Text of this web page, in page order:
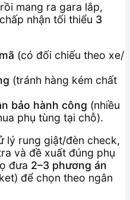
mang ra gara lắp,
nhận tối thiểu 3
(có đối chiếu theo xe/
(tránh hàng kém chất
bảo hành công (nhiều
phụ tùng tại chỗ).
lý rung giật/đèn check,
và đề xuất đúng phụ
đưa 2–3 phương án
để chọn theo ngân